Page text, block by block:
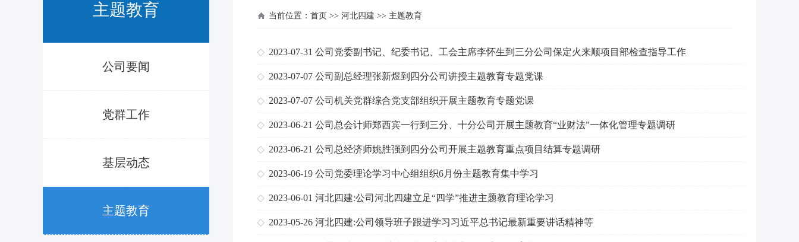
主题教育
公司要闻
党群工作
基层动态
主题教育
当前位置： 首页 >> 河北四建 >> 主题教育
2023-07-31 公司党委副书记、纪委书记、工会主席李怀生到三分公司保定火来顺项目部检查指导工作
2023-07-07 公司副总经理张新煜到四分公司讲授主题教育专题党课
2023-07-07 公司机关党群综合党支部组织开展主题教育专题党课
2023-06-21 公司总会计师郑西宾一行到三分、十分公司开展主题教育“业财法”一体化管理专题调研
2023-06-21 公司总经济师姚胜强到四分公司开展主题教育重点项目结算专题调研
2023-06-19 公司党委理论学习中心组组织6月份主题教育集中学习
2023-06-01 河北四建:公司河北四建立足“四学”推进主题教育理论学习
2023-05-26 河北四建:公司领导班子跟进学习习近平总书记最新重要讲话精神等